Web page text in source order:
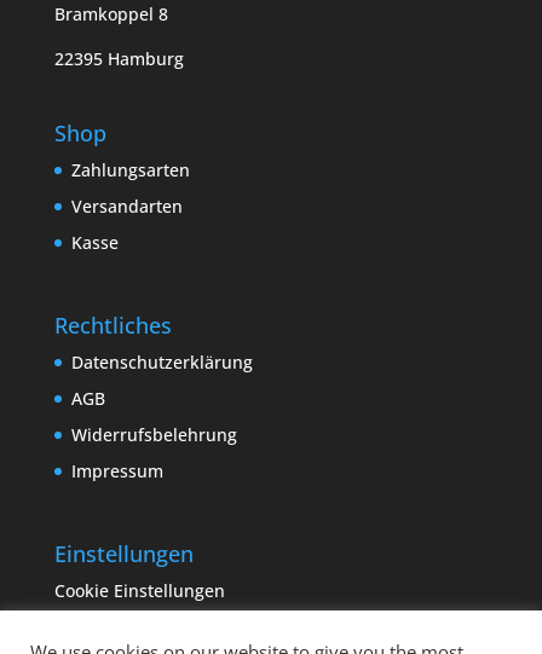
Bramkoppel 8
22395 Hamburg
Shop
Zahlungsarten
Versandarten
Kasse
Rechtliches
Datenschutzerklärung
AGB
Widerrufsbelehrung
Impressum
Einstellungen
Cookie Einstellungen